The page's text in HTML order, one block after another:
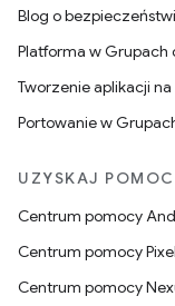
Blog o
Platforma w Grupach
Tworzenie aplikacji
Portowanie w
UZYSKAJ POMOC
Centrum pomocy
Centrum pomocy Pixel
Centrum pomocy